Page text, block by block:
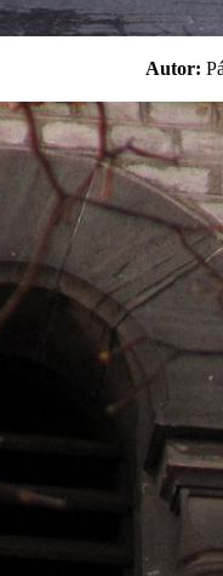
Autor: